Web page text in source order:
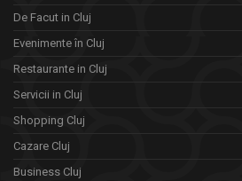
De Facut in Cluj
Evenimente în Cluj
Restaurante in Cluj
Servicii in Cluj
Shopping Cluj
Cazare Cluj
Business Cluj